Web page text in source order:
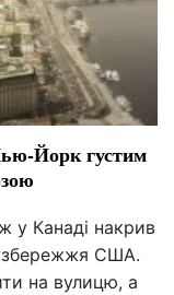
Йорк густим
у Канаді накрив
США.
на вулицю, а